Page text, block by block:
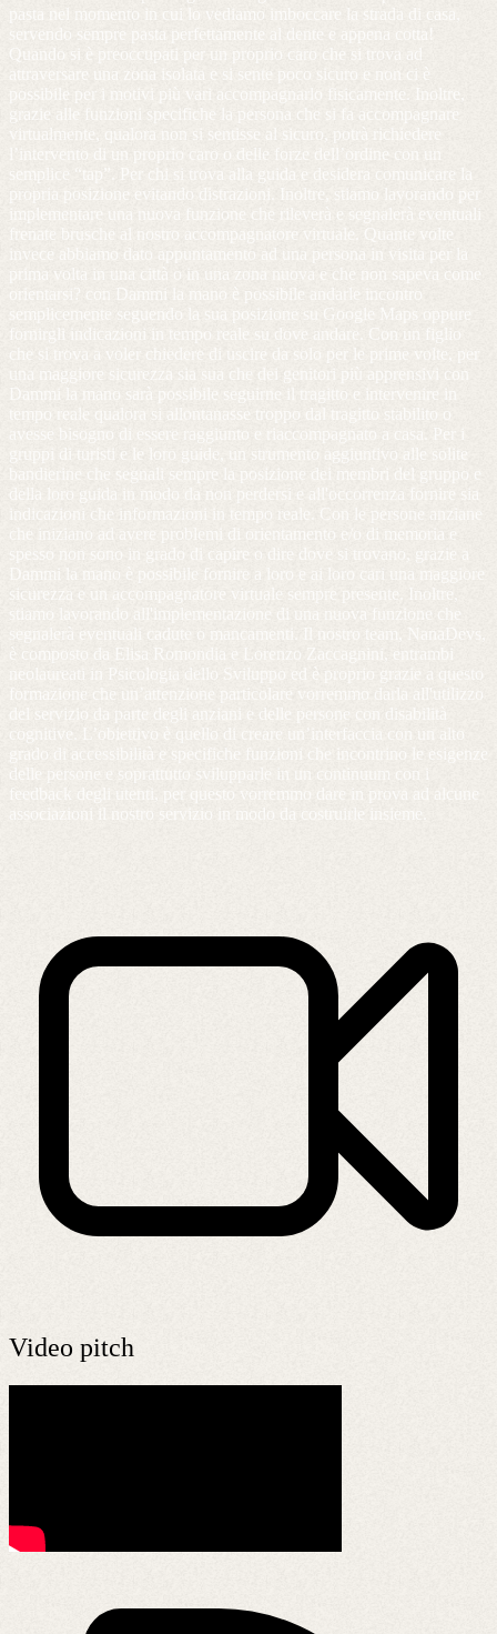
pasta nel momento in cui lo vediamo imboccare la strada di casa,
servendo sempre pasta perfettamente al dente e appena cotta!
Quando si è preoccupati per un proprio caro che si trova ad
attraversare una zona isolata e si sente poco sicuro e non ci è
possibile per i motivi più vari accompagnarlo fisicamente. Inoltre,
grazie alle funzioni specifiche la persona che si fa accompagnare
virtualmente, qualora non si sentisse al sicuro, potrà richiedere
l’intervento di un proprio caro o delle forze dell’ordine con un
semplice “tap”. Per chi si trova alla guida e desidera comunicare la
propria posizione evitando distrazioni. Inoltre, stiamo lavorando per
implementare una nuova funzione che rileverà e segnalerà eventuali
frenate brusche al nostro accompagnatore virtuale. Quante volte
invece abbiamo dato appuntamento ad una persona in visita per la
prima volta in una città o in una zona nuova e che non sapeva come
orientarsi? con Dammi la mano è possibile andarle incontro
semplicemente seguendo la sua posizione su Google Maps oppure
fornirgli indicazioni in tempo reale su dove andare. Con un figlio
che si trova a voler chiedere di uscire da solo per le prime volte, per
una maggiore sicurezza sia sua che dei genitori più apprensivi con
Dammi la mano sarà possibile seguirne il tragitto e intervenire in
tempo reale qualora si allontanasse troppo dal tragitto stabilito o
avesse bisogno di essere raggiunto e riaccompagnato a casa. Per i
gruppi di turisti e le loro guide, un strumento aggiuntivo alle solite
bandierine che segnali sempre la posizione dei membri del gruppo e
della loro guida in modo da non perdersi e all'occorrenza fornire sia
indicazioni che informazioni in tempo reale. Con le persone anziane
che iniziano ad avere problemi di orientamento e/o di memoria e
spesso non sono in grado di capire o dire dove si trovano, grazie a
Dammi la mano è possibile fornire a loro e ai loro cari una maggiore
sicurezza e un accompagnatore virtuale sempre presente. Inoltre,
stiamo lavorando all'implementazione di una nuova funzione che
segnalerà eventuali cadute o mancamenti. Il nostro team, NanaDevs,
è composto da Elisa Romondia e Lorenzo Zaccagnini, entrambi
neolaureati in Psicologia dello Sviluppo ed è proprio grazie a questo
formazione che un’attenzione particolare vorremmo darla all'utilizzo
del servizio da parte degli anziani e delle persone con disabilità
cognitive. L’obiettivo è quello di creare un’interfaccia con un alto
grado di accessibilità e specifiche funzioni che incontrino le esigenze
delle persone e soprattutto svilupparle in un continuum con i
feedback degli utenti, per questo vorremmo dare in prova ad alcune
associazioni il nostro servizio in modo da costruirle insieme.
Video pitch